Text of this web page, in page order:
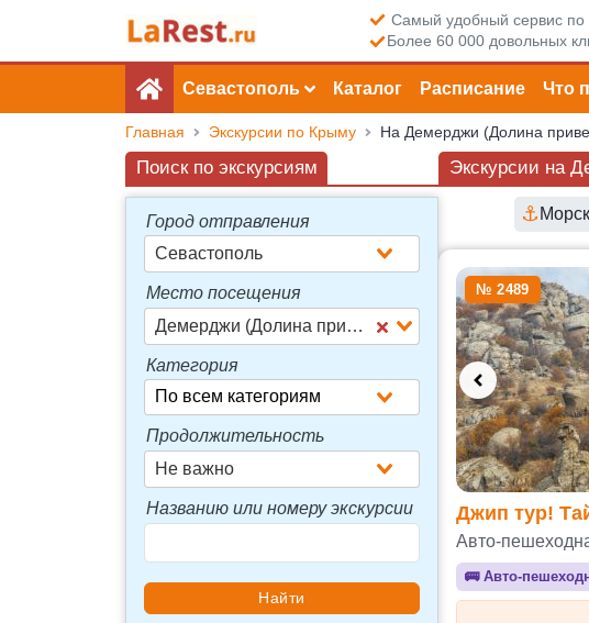
Самый удобный сервис по
Более 60 000 довольных
Севастополь Каталог Расписание Что
Главная Экскурсии по Крыму На Демерджи (Долина
Экскурсии на
⚓
Доступные
№ 2489
Джип тур!
Авто-
🚌Авто-
Поиск по экскурсиям
Город отправления
Севастополь
Место посещения
Демерджи (Долина приведений)
Категория
Продолжительность
Не важно
Названию или номеру экскурсии